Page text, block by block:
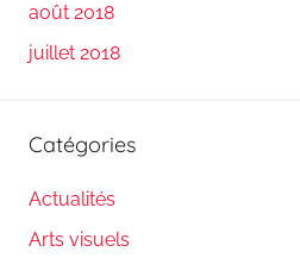
août 2018
juillet 2018
Catégories
Actualités
Arts visuels